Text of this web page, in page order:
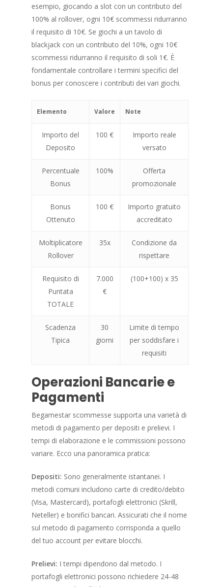
esempio, giocando a slot con un contributo del
100% al rollover, ogni 10€ scommessi ridurranno
il requisito di 10€. Se giochi a un tavolo di
blackjack con un contributo del 10%, ogni 10€
scommessi ridurranno il requisito di soli 1€. È
fondamentale controllare i termini specifici del
bonus per conoscere i contributi dei vari giochi.
Elemento Valore Note
Importo del
Deposito
100 €
Importo reale
versato
Percentuale
Bonus
100%
Offerta
promozionale
Bonus
Ottenuto
100 €
Importo gratuito
accreditato
Moltiplicatore
Rollover
35x
Condizione da
rispettare
Requisito di
Puntata
TOTALE
7.000
€
(100+100) x 35
Scadenza
Tipica
30
giorni
Limite di tempo
per soddisfare i
requisiti
Operazioni Bancarie e
Pagamenti
Begamestar scommesse supporta una varietà di
metodi di pagamento per depositi e prelievi. I
tempi di elaborazione e le commissioni possono
variare. Ecco una panoramica pratica:
Depositi: Sono generalmente istantanei. I
metodi comuni includono carte di credito/debito
(Visa, Mastercard), portafogli elettronici (Skrill,
Neteller) e bonifici bancari. Assicurati che il nome
sul metodo di pagamento corrisponda a quello
del tuo account per evitare blocchi.
Prelievi: I tempi dipendono dal metodo. I
portafogli elettronici possono richiedere 24-48